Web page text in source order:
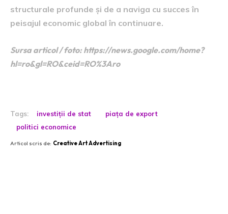
structurale profunde și de a naviga cu succes în
peisajul economic global în continuare.
Sursa articol / foto: https://news.google.com/home?
hl=ro&gl=RO&ceid=RO%3Aro
Tags: investiții de stat
piața de export
politici economice
Articol scris de: Creative Art Advertising